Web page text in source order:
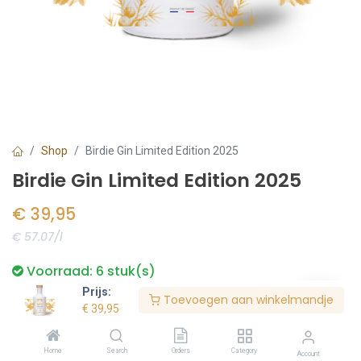
Prijs:
€ 39,95
Toevoegen aan winkelmandje
Home Search Orders Category Account
Shop Birdie Gin Limited Edition 2025
Birdie Gin Limited Edition 2025
€ 39,95
€ 57.07/l
Voorraad: 6 stuk(s)
Bestel nu